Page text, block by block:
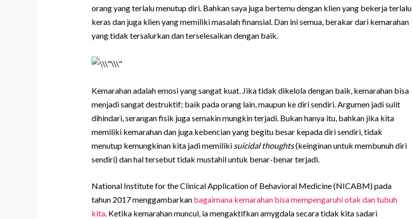
orang yang terlalu menutup diri. Bahkan saya juga bertemu dengan klien yang bekerja terlalu
keras dan juga klien yang memiliki masalah finansial. Dan ini semua, berakar dari kemarahan
yang tidak tersalurkan dan terselesaikan dengan baik.
Kemarahan adalah emosi yang sangat kuat. Jika tidak dikelola dengan baik, kemarahan bisa
menjadi sangat destruktif; baik pada orang lain, maupun ke diri sendiri. Argumen jadi sulit
dihindari, serangan fisik juga semakin mungkin terjadi. Bukan hanya itu, bahkan jika kita
memiliki kemarahan dan juga kebencian yang begitu besar kepada diri sendiri, tidak
menutup kemungkinan kita jadi memiliki suicidal thoughts(keinginan untuk membunuh diri
sendiri) dan hal tersebut tidak mustahil untuk benar-benar terjadi.
National Institute for the Clinical Application of Behavioral Medicine (NICABM) pada
tahun 2017 menggambarkan bagaimana kemarahan bisa mempengaruhi otak dan tubuh
kita. Ketika kemarahan muncul, ia mengaktifkan amygdala secara tidak kita sadari